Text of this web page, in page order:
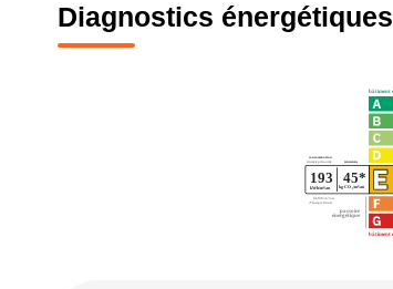
Diagnostics énergétiques